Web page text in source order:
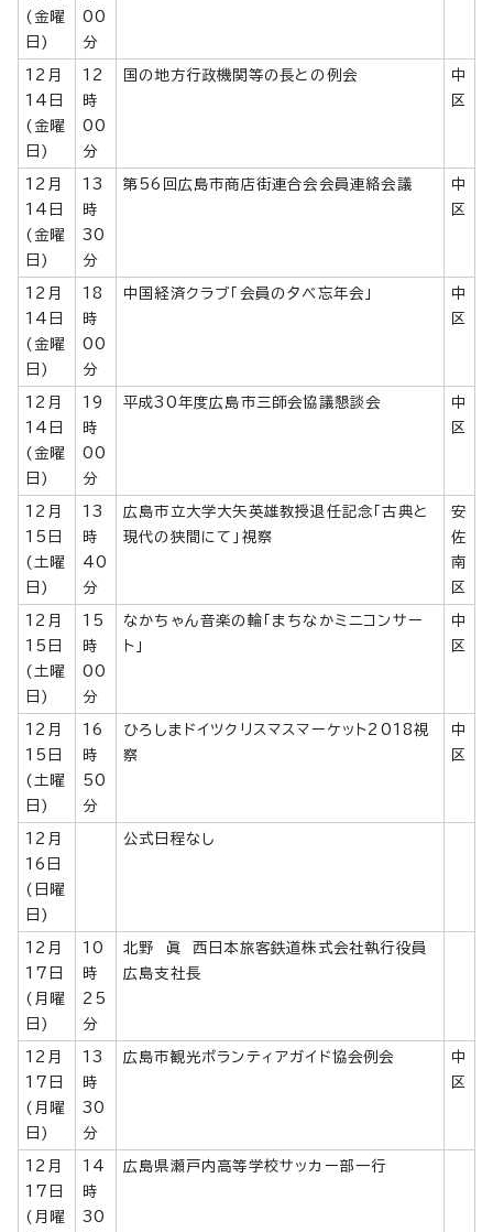
(金曜
日)
00
分
12月
14日
(金曜
日)
12
時
00
分
国の地方行政機関等の長との例会
中
区
12月
14日
(金曜
日)
13
時
30
分
第56回広島市商店街連合会会員連絡会議
中
区
12月
14日
(金曜
日)
18
時
00
分
中国経済クラブ「会員の夕べ忘年会」
中
区
12月
14日
(金曜
日)
19
時
00
分
平成30年度広島市三師会協議懇談会
中
区
12月
15日
(土曜
日)
13
時
40
分
広島市立大学大矢英雄教授退任記念「古典と
現代の狭間にて」視察
安
佐
南
区
12月
15日
(土曜
日)
15
時
00
分
なかちゃん音楽の輪「まちなかミニコンサー
ト」
中
区
12月
15日
(土曜
日)
16
時
50
分
ひろしまドイツクリスマスマーケット2018視
察
中
区
12月
16日
(日曜
日)
公式日程なし
12月
17日
(月曜
日)
10
時
25
分
北野 眞 西日本旅客鉄道株式会社執行役員
広島支社長
12月
17日
(月曜
日)
13
時
30
分
広島市観光ボランティアガイド協会例会
中
区
12月
17日
(月曜
14
時
30
広島県瀬戸内高等学校サッカー部一行